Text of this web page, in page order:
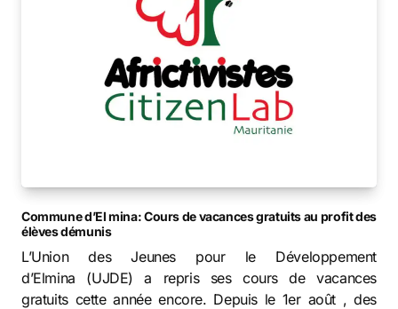
Commune d’El mina: Cours de vacances gratuits au profit des
élèves démunis
L’Union des Jeunes pour le Développement
d’Elmina (UJDE) a repris ses cours de vacances
gratuits cette année encore. Depuis le 1er août , des